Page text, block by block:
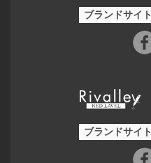
ブランドサイト
ブランドサイト